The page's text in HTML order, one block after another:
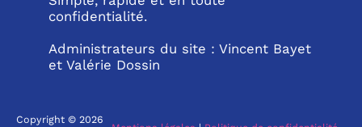
confidentialité.
Administrateurs du site : Vincent Bayet
et Valérie Dossin
Copyright © 2026